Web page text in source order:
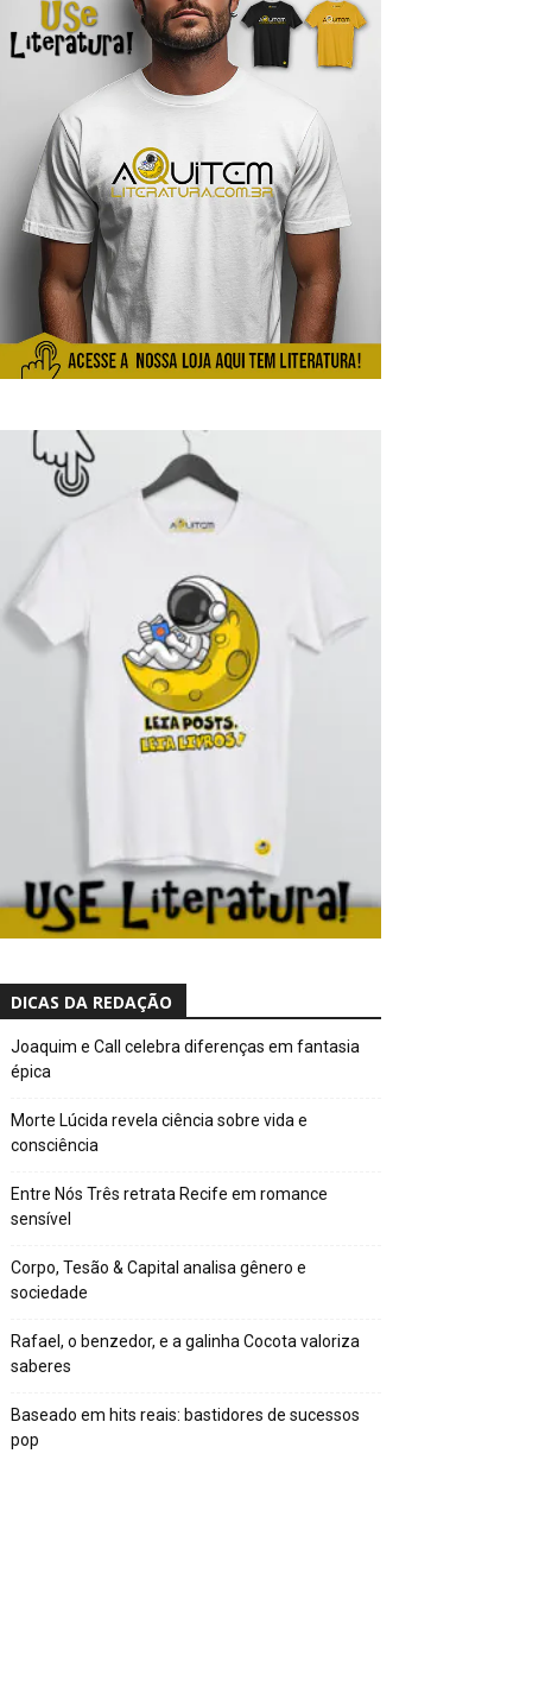
DICAS DA REDAÇÃO
Joaquim e Call celebra diferenças em fantasia
épica
Morte Lúcida revela ciência sobre vida e
consciência
Entre Nós Três retrata Recife em romance
sensível
Corpo, Tesão & Capital analisa gênero e
sociedade
Rafael, o benzedor, e a galinha Cocota valoriza
saberes
Baseado em hits reais: bastidores de sucessos
pop